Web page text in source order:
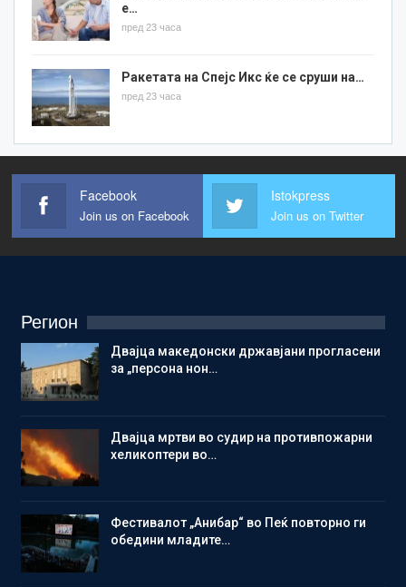
е…
пред 23 часа
Ракетата на Спејс Икс ќе се сруши на…
пред 23 часа
Facebook
Join us on Facebook
Istokpress
Join us on Twitter
Регион
Двајца македонски државјани прогласени
за „персона нон…
Двајца мртви во судир на противпожарни
хеликоптери во…
Фестивалот „Анибар“ во Пеќ повторно ги
обедини младите…